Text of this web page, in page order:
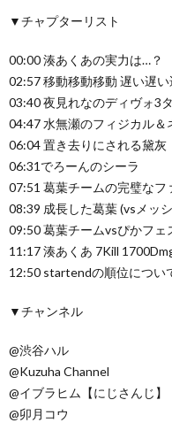
▼チャプターリスト
00:00 湊あくあの実力は…？
02:57 移動移動移動 遅い遅
03:40 夜見れなのディヴォ3
04:47 水無瀬のフィジカル
06:04 置き去りにされる黛灰
06:31でろーんのシーラ
07:51 葛葉チームの完璧なフ
08:39 成長した葛葉 (vsメッシ
09:50 葛葉チームvsぴかフェ
11:17 湊あくあ 7Kill
12:50 startendの順位につい
▼チャンネル
@渋谷ハル
@Kuzuha Channel
@イブラヒム【にじさんじ】
@卯月コウ